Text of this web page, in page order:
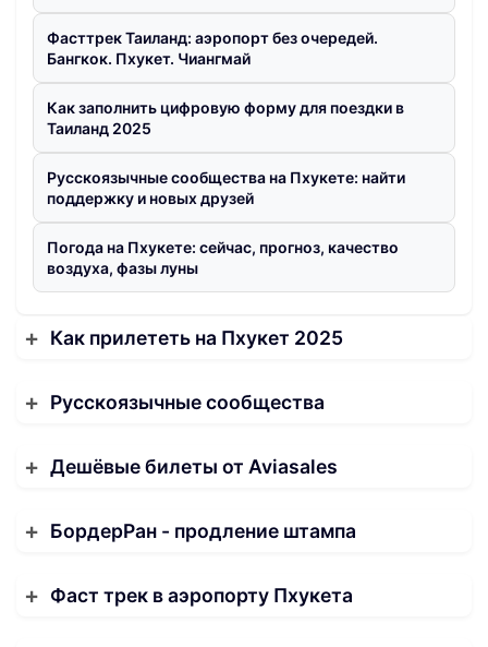
Фасттрек Таиланд: аэропорт без очередей.
Бангкок. Пхукет. Чиангмай
Как заполнить цифровую форму для поездки в
Таиланд 2025
Русскоязычные сообщества на Пхукете: найти
поддержку и новых друзей
Погода на Пхукете: сейчас, прогноз, качество
воздуха, фазы луны
Как прилететь на Пхукет 2025
Русскоязычные сообщества
Дешёвые билеты от Aviasales
БордерРан - продление штампа
Фаст трек в аэропорту Пхукета